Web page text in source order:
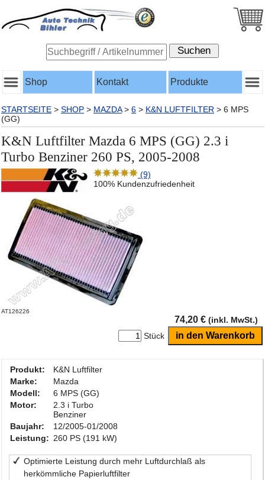
Shop Kontakt Produkte
STARTSEITE > SHOP > MAZDA > 6 > K&N LUFTFILTER > 6 MPS
(GG)
K&N Luftfilter Mazda 6 MPS (GG) 2.3 i
Turbo Benziner 260 PS, 2005-2008
(9)
100% Kundenzufriedenheit
AT126226
74,20 € (inkl. MwSt.)
Stück
Produkt:
K&N Luftfilter
Marke:
Mazda
Modell:
6 MPS (GG)
Motor:
2.3 i Turbo
Benziner
Baujahr:
12/2005-01/2008
Leistung: 260 PS (191 kW)
Optimierte Leistung durch mehr Luftdurchlaß als
herkömmliche Papierluftfilter